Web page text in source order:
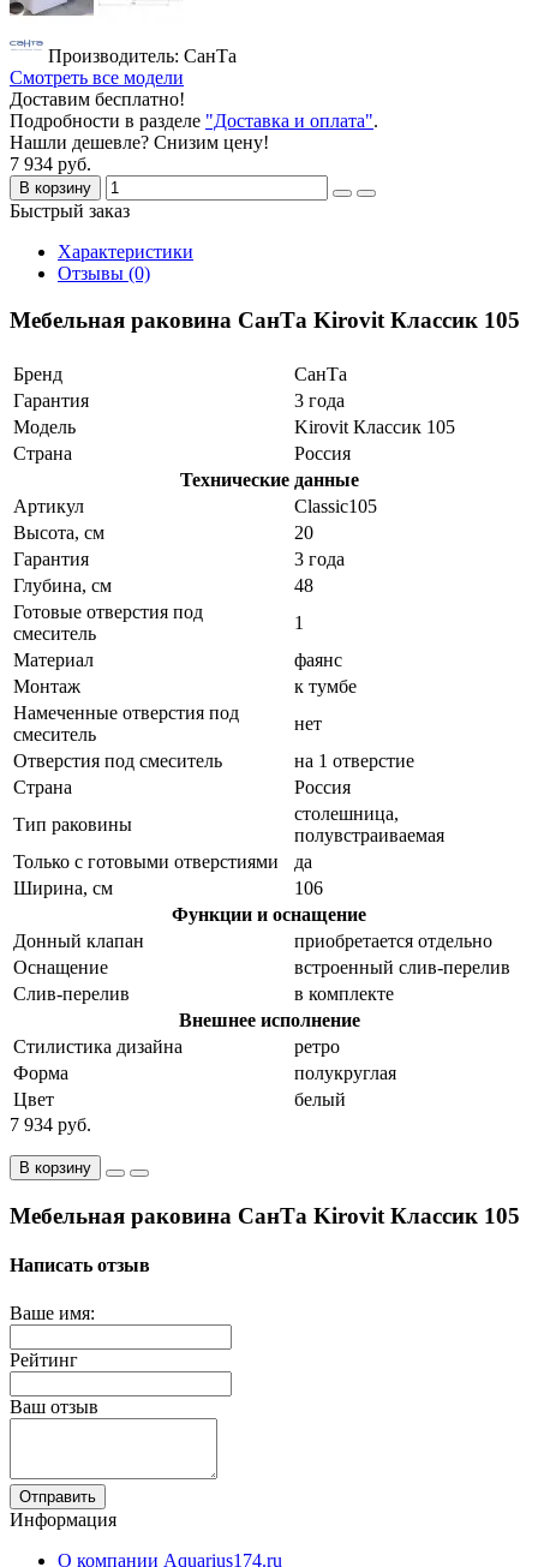
Производитель: СанТа
Смотреть все модели
Доставим бесплатно!
Подробности в разделе "Доставка и оплата".
Нашли дешевле? Снизим цену!
7 934 руб.
В корзину
Быстрый заказ
Характеристики
Отзывы (0)
Мебельная раковина СанТа Kirovit Классик 105
Бренд
СанТа
Гарантия
3 года
Модель
Kirovit Классик 105
Страна
Россия
Технические данные
Артикул
Classic105
Высота, см
20
Гарантия
3 года
Глубина, см
48
Готовые отверстия под
смеситель
1
Материал
фаянс
Монтаж
к тумбе
Намеченные отверстия под
смеситель
нет
Отверстия под смеситель
на 1 отверстие
Страна
Россия
Тип раковины
столешница,
полувстраиваемая
Только с готовыми отверстиями
да
Ширина, см
106
Функции и оснащение
Донный клапан
приобретается отдельно
Оснащение
встроенный слив-перелив
Слив-перелив
в комплекте
Внешнее исполнение
Стилистика дизайна
ретро
Форма
полукруглая
Цвет
белый
7 934 руб.
В корзину
Мебельная раковина СанТа Kirovit Классик 105
Написать отзыв
Ваше имя:
Рейтинг
Ваш отзыв
Отправить
Информация
О компании Aquarius174.ru